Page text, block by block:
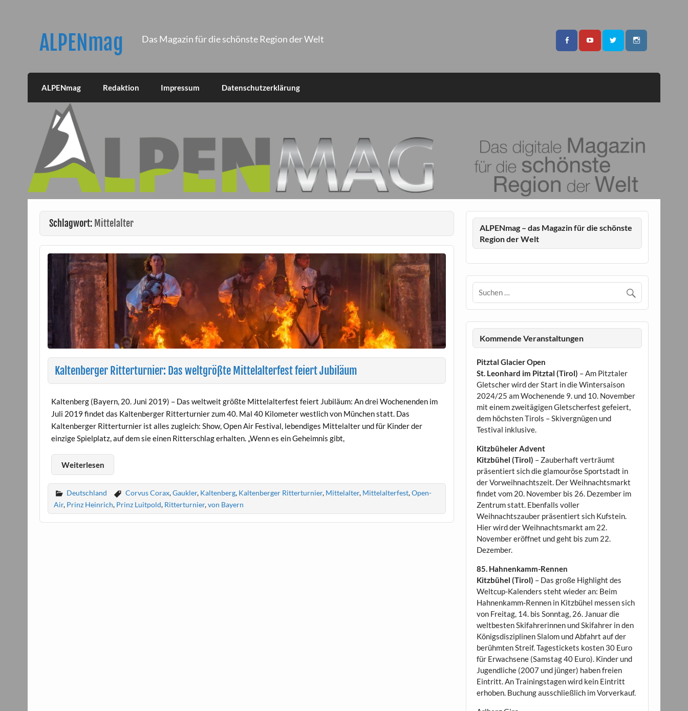
ALPENmag Das Magazin für die schönste Region der Welt
ALPENmag Redaktion Impressum Datenschutzerklärung
Schlagwort: Mittelalter
Kaltenberger Ritterturnier: Das weltgrößte Mittelalterfest feiert Jubiläum
Kaltenberg (Bayern, 20. Juni 2019) – Das weltweit größte Mittelalterfest feiert Jubiläum: An drei Wochenenden im
Juli 2019 findet das Kaltenberger Ritterturnier zum 40. Mal 40 Kilometer westlich von München statt. Das
Kaltenberger Ritterturnier ist alles zugleich: Show, Open Air Festival, lebendiges Mittelalter und für Kinder der
einzige Spielplatz, auf dem sie einen Ritterschlag erhalten. „Wenn es ein Geheimnis gibt,
Weiterlesen
Deutschland Corvus Corax,Gaukler, Kaltenberg, Kaltenberger Ritterturnier, Mittelalter, Mittelalterfest,Open-
Air, Prinz Heinrich, Prinz Luitpold, Ritterturnier,von Bayern
ALPENmag – das Magazin für die schönste
Region der Welt
Kommende Veranstaltungen
Pitztal Glacier Open
St. Leonhard im Pitztal (Tirol) – Am Pitztaler
Gletscher wird der Start in die Wintersaison
2024/25 am Wochenende 9. und 10. November
mit einem zweitägigen Gletscherfest gefeiert,
dem höchsten Tirols – Skivergnügen und
Testival inklusive.
Kitzbüheler Advent
Kitzbühel (Tirol) – Zauberhaft verträumt
präsentiert sich die glamouröse Sportstadt in
der Vorweihnachtszeit. Der Weihnachtsmarkt
findet vom 20. November bis 26. Dezember im
Zentrum statt. Ebenfalls voller
Weihnachtszauber präsentiert sich Kufstein.
Hier wird der Weihnachtsmarkt am 22.
November eröffnet und geht bis zum 22.
Dezember.
85. Hahnenkamm-Rennen
Kitzbühel (Tirol) – Das große Highlight des
Weltcup-Kalenders steht wieder an: Beim
Hahnenkamm-Rennen in Kitzbühel messen sich
von Freitag, 14. bis Sonntag, 26. Januar die
weltbesten Skifahrerinnen und Skifahrer in den
Königsdisziplinen Slalom und Abfahrt auf der
berühmten Streif. Tagestickets kosten 30 Euro
für Erwachsene (Samstag 40 Euro). Kinder und
Jugendliche (2007 und jünger) haben freien
Eintritt. An Trainingstagen wird kein Eintritt
erhoben. Buchung ausschließlich im Vorverkauf.